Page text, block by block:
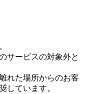
サービスの対象外と
れた場所からのお客
しています。